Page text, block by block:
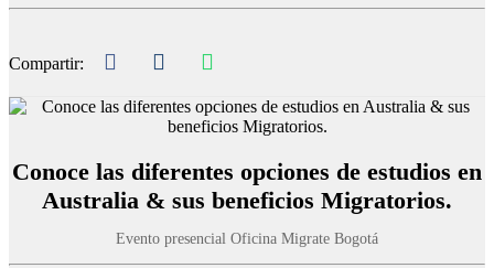
Compartir:
Conoce las diferentes opciones de estudios en
Australia & sus beneficios Migratorios.
Evento presencial Oficina Migrate Bogotá